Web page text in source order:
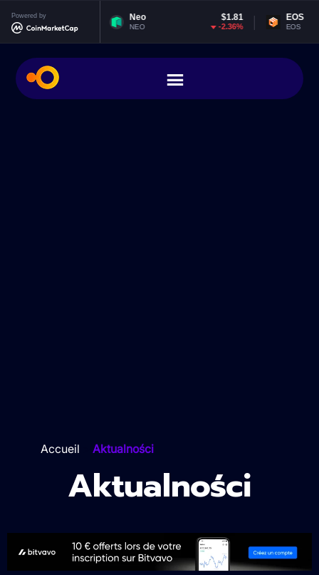
Powered by $1.81
NEO -2.36%
EOS
EOS -
Accueil Aktualności
Aktualności